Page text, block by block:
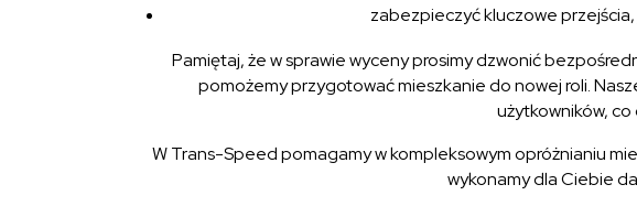
zabezpieczyć kluczowe
Pamiętaj, że w sprawie wyceny prosimy dzwonić
pomożemy przygotować mieszkanie do nowej roli.
użytkowników, co
W Trans-Speed pomagamy w kompleksowym opróżnianiu
wykonamy dla Ciebie